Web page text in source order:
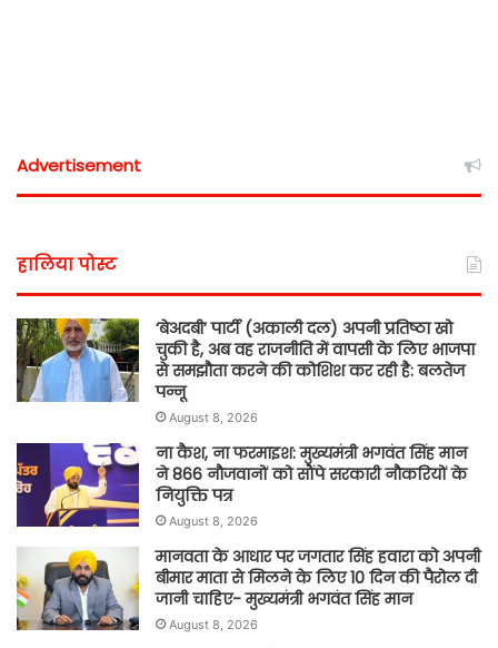
Advertisement
हालिया पोस्ट
‘बेअदबी’ पार्टी (अकाली दल) अपनी प्रतिष्ठा खो
चुकी है, अब वह राजनीति में वापसी के लिए भाजपा
से समझौता करने की कोशिश कर रही है: बलतेज
पन्नू
August 8, 2026
ना कैश, ना फरमाइश: मुख्यमंत्री भगवंत सिंह मान
ने 866 नौजवानों को सौंपे सरकारी नौकरियों के
नियुक्ति पत्र
August 8, 2026
मानवता के आधार पर जगतार सिंह हवारा को अपनी
बीमार माता से मिलने के लिए 10 दिन की पैरोल दी
जानी चाहिए- मुख्यमंत्री भगवंत सिंह मान
August 8, 2026